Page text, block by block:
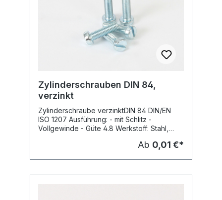
Zylinderschrauben DIN 84,
verzinkt
Zylinderschraube verzinktDIN 84 DIN/EN
ISO 1207 Ausführung: - mit Schlitz -
Vollgewinde - Güte 4.8 Werkstoff: Stahl,
Ab 0,01 €*